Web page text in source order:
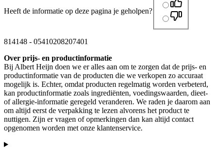
Heeft de informatie op deze pagina je geholpen?
814148 - 05410208207401
Over prijs- en productinformatie
Bij Albert Heijn doen we er alles aan om te zorgen dat de prijs- en
productinformatie van de producten die we verkopen zo accuraat
mogelijk is. Echter, omdat producten regelmatig worden verbeterd,
kan productinformatie zoals ingrediënten, voedingswaarden, dieet-
of allergie-informatie geregeld veranderen. We raden je daarom aan
om altijd eerst de verpakking te lezen alvorens het product te
nuttigen. Zijn er vragen of opmerkingen dan kan altijd contact
opgenomen worden met onze klantenservice.